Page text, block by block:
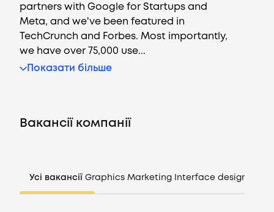
UA
partners with Google for Startups and
Meta, and we've been featured in
TechCrunch and Forbes. Most importantly,
we have over 75,000 use...
Показати більше
Вакансії компанії
Усі вакансії Graphics Marketing Interface design